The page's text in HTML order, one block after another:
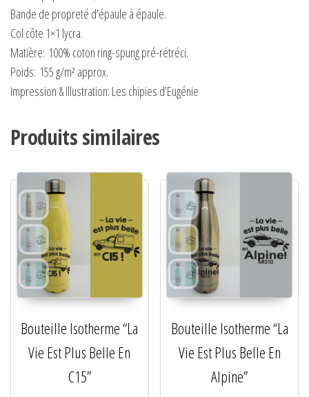
Bande de propreté d’épaule à épaule.
Col côte 1×1 lycra.
Matière: 100% coton ring-spung pré-rétréci.
Poids: 155 g/m² approx.
Impression & Illustration: Les chipies d’Eugénie
Produits similaires
Bouteille Isotherme “La
Vie Est Plus Belle En
C15”
Bouteille Isotherme “La
Vie Est Plus Belle En
Alpine”